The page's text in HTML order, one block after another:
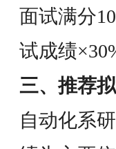
面试满分
试成绩
三、推荐
自动化系